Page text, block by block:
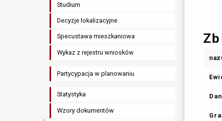
Studium
Decyzje lokalizacyjne
Specustawa mieszkaniowa
Wykaz z rejestru wniosków
Partycypacja w planowaniu
Statystyka
Wzory dokumentów